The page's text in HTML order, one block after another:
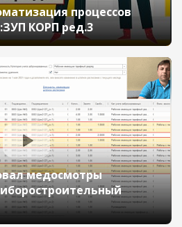
процессов
КОРП ред.3
медосмотры